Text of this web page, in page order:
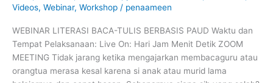
Videos, Webinar, Workshop / penaameen
WEBINAR LITERASI BACA-TULIS BERBASIS PAUD Waktu dan
Tempat Pelaksanaan: Live On: Hari Jam Menit Detik ZOOM
MEETING Tidak jarang ketika mengajarkan membacaguru atau
orangtua merasa kesal karena si anak atau murid lama
Saat
Mengajarkan
Baca-
tulis
Pada
Anak